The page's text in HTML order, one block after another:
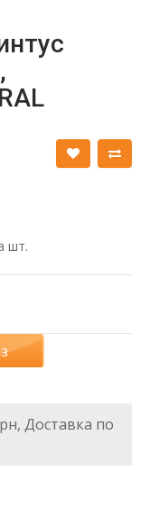
шт.
Доставка по